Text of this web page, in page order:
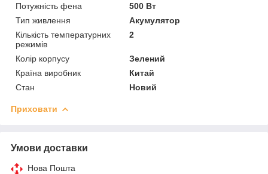
Потужність фена
500 Вт
Тип живлення
Акумулятор
Кількість температурних
режимів
2
Колір корпусу
Зелений
Країна виробник
Китай
Стан
Новий
Приховати
Умови доставки
Нова Пошта